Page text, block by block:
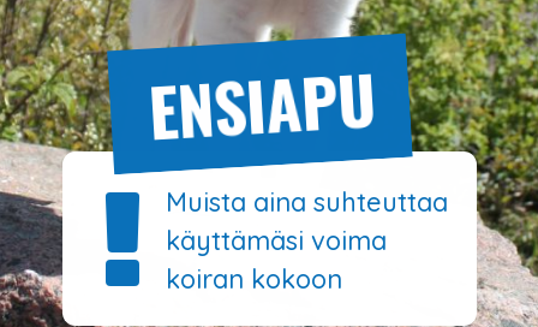
Muista aina suhteuttaa
käyttämäsi voima
koiran kokoon
!
ENSIAPU